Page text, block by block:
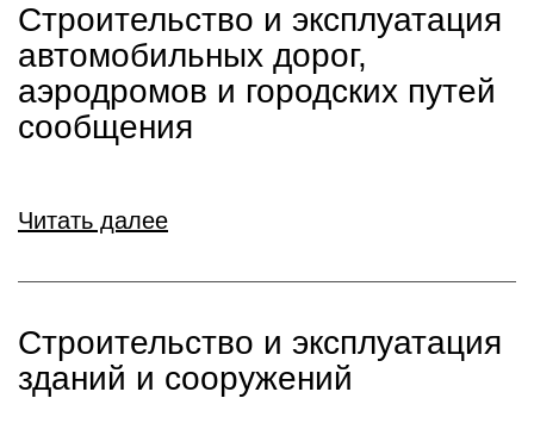
Строительство и эксплуатация
автомобильных дорог,
аэродромов и городских путей
сообщения
Читать далее
Строительство и эксплуатация
зданий и сооружений